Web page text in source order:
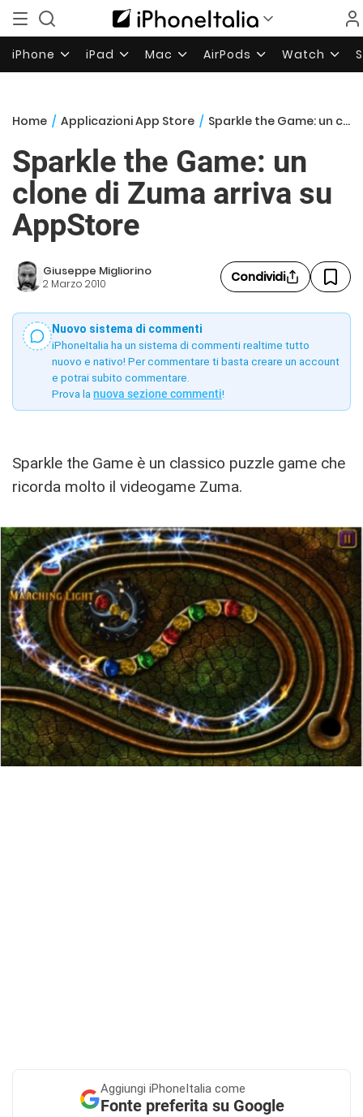
iPhone iPad Mac AirPods Watch
Home / Applicazioni App Store / Sparkle the Game: un clone di Zuma arriva su AppStore
Sparkle the Game: un
clone di Zuma arriva su
AppStore
Giuseppe Migliorino
2 Marzo 2010 Condividi
Nuovo sistema di commenti
iPhoneItalia ha un sistema di commenti realtime tutto
nuovo e nativo! Per commentare ti basta creare un account
e potrai subito commentare.
Prova la nuova sezione commenti!
Sparkle the Game è un classico puzzle game che
ricorda molto il videogame Zuma.
Aggiungi iPhoneItalia come
Fonte preferita su Google